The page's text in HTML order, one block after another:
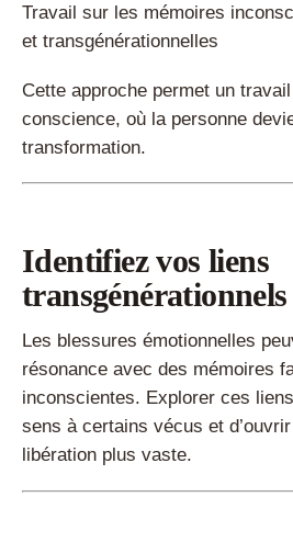
Travail sur les mémoires
et transgénérationnelles
Cette approche permet un
conscience, où la personne
transformation.
Identifiez vos liens
transgénérationnels
Les blessures émotionnelles
résonance avec des mémoires
inconscientes. Explorer ces
sens à certains vécus et
libération plus vaste.